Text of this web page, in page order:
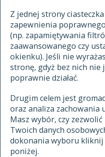
Z jednej strony
zapewnienia
(np. zapamiętywania
zaawansowanego czy
okienku). Jeśli nie
stronę, gdyż bez nich nie
poprawnie działać.
Drugim celem jest
oraz analiza zachowania
Masz wybór, czy
Twoich danych
dokonania wyboru
poniżej.
autorzy tekstów źródłowych
zasady opracowania
statystyki
najnowsze hasła
ostatnio zmodyfikowane hasła
materiały archiwalne
cytowanie
kontakt
XVII I
zaczynające się od